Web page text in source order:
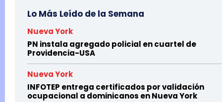
Lo Más Leído de la Semana
Nueva York
PN instala agregado policial en cuartel de
Providencia-USA
Nueva York
INFOTEP entrega certificados por validación
ocupacional a dominicanos en Nueva York